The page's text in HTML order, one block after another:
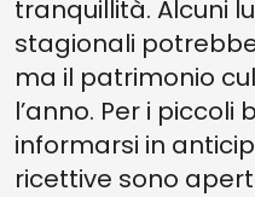
tranquillità. Alcuni
stagionali
ma il patrimonio
l’anno. Per i
informarsi in
ricettive sono